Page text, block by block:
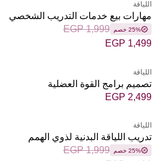
اللياقة
مهارات بيع خدمات التدريب الشخصي
25% خصم
EGP 1,999
EGP 1,499
اللياقة
تصميم برامج القوة العضلية
EGP 2,499
اللياقة
تدريب اللياقة البدنية لذوي الهمم
25% خصم
EGP 1,999